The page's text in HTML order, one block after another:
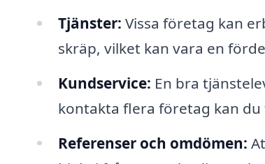
Tjänster: Vissa företag kan
skräp, vilket kan vara en
Kundservice: En bra
kontakta flera företag kan du
Referenser och omdömen: